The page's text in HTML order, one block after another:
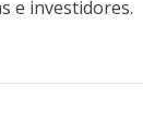
e investidores.